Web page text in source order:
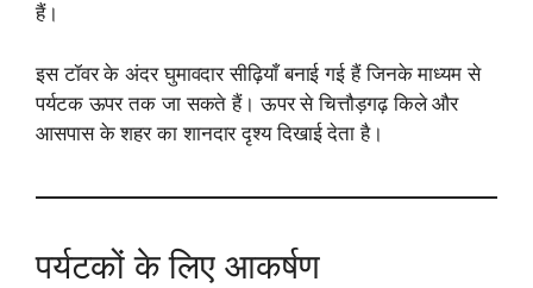
हैं।
इस टॉवर के अंदर घुमावदार सीढ़ियाँ बनाई गई हैं जिनके माध्यम से
पर्यटक ऊपर तक जा सकते हैं। ऊपर से चित्तौड़गढ़ किले और
आसपास के शहर का शानदार दृश्य दिखाई देता है।
पर्यटकों के लिए आकर्षण